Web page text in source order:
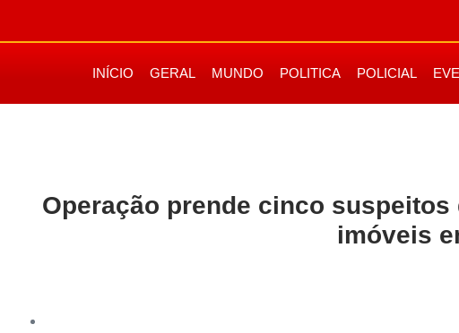
INÍCIO GERAL MUNDO POLITICA POLICIAL
Operação prende cinco
imóveis